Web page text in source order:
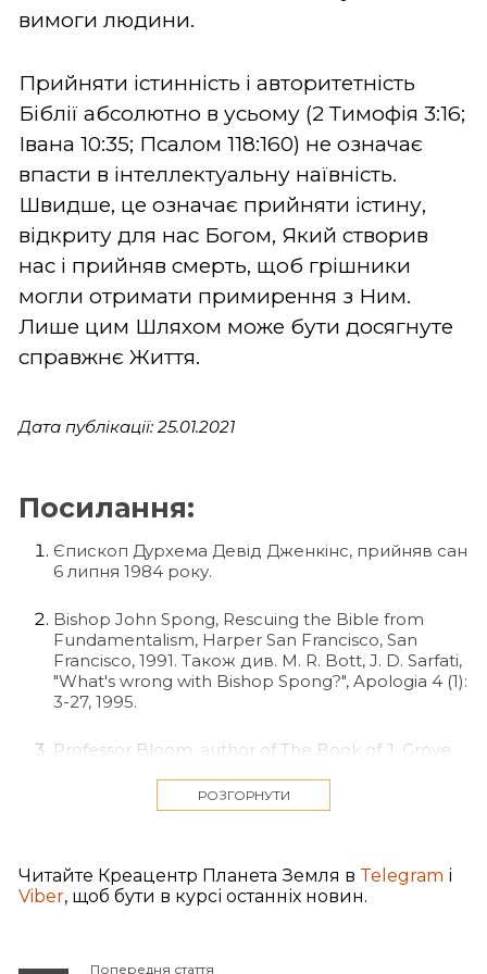
вимоги людини.
Прийняти істинність і авторитетність
Біблії абсолютно в усьому (2 Тимофія 3:16;
Івана 10:35; Псалом 118:160) не означає
впасти в інтеллектуальну наївність.
Швидше, це означає прийняти істину,
відкриту для нас Богом, Який створив
нас і прийняв смерть, щоб грішники
могли отримати примирення з Ним.
Лише цим Шляхом може бути досягнуте
справжнє Життя.
Дата публікації: 25.01.2021
Посилання:
Єпископ Дурхема Девід Дженкінс, прийняв сан
6 липня 1984 року.
Bishop John Spong, Rescuing the Bible from
Fundamentalism, Harper San Francisco, San
Francisco, 1991. Також див. M. R. Bott, J. D. Sarfati,
"What's wrong with Bishop Spong?", Apologia 4 (1):
3-27, 1995.
Professor Bloom, author of The Book of J, Grove
Herald (Sydney), November 25, 1990, p. 34.
Harold Lindsell, The Battle for the Bible,
РОЗГОРНУТИ
Читайте Креацентр Планета Земля в Telegram і
Viber, щоб бути в курсі останніх новин.
Попередня стаття